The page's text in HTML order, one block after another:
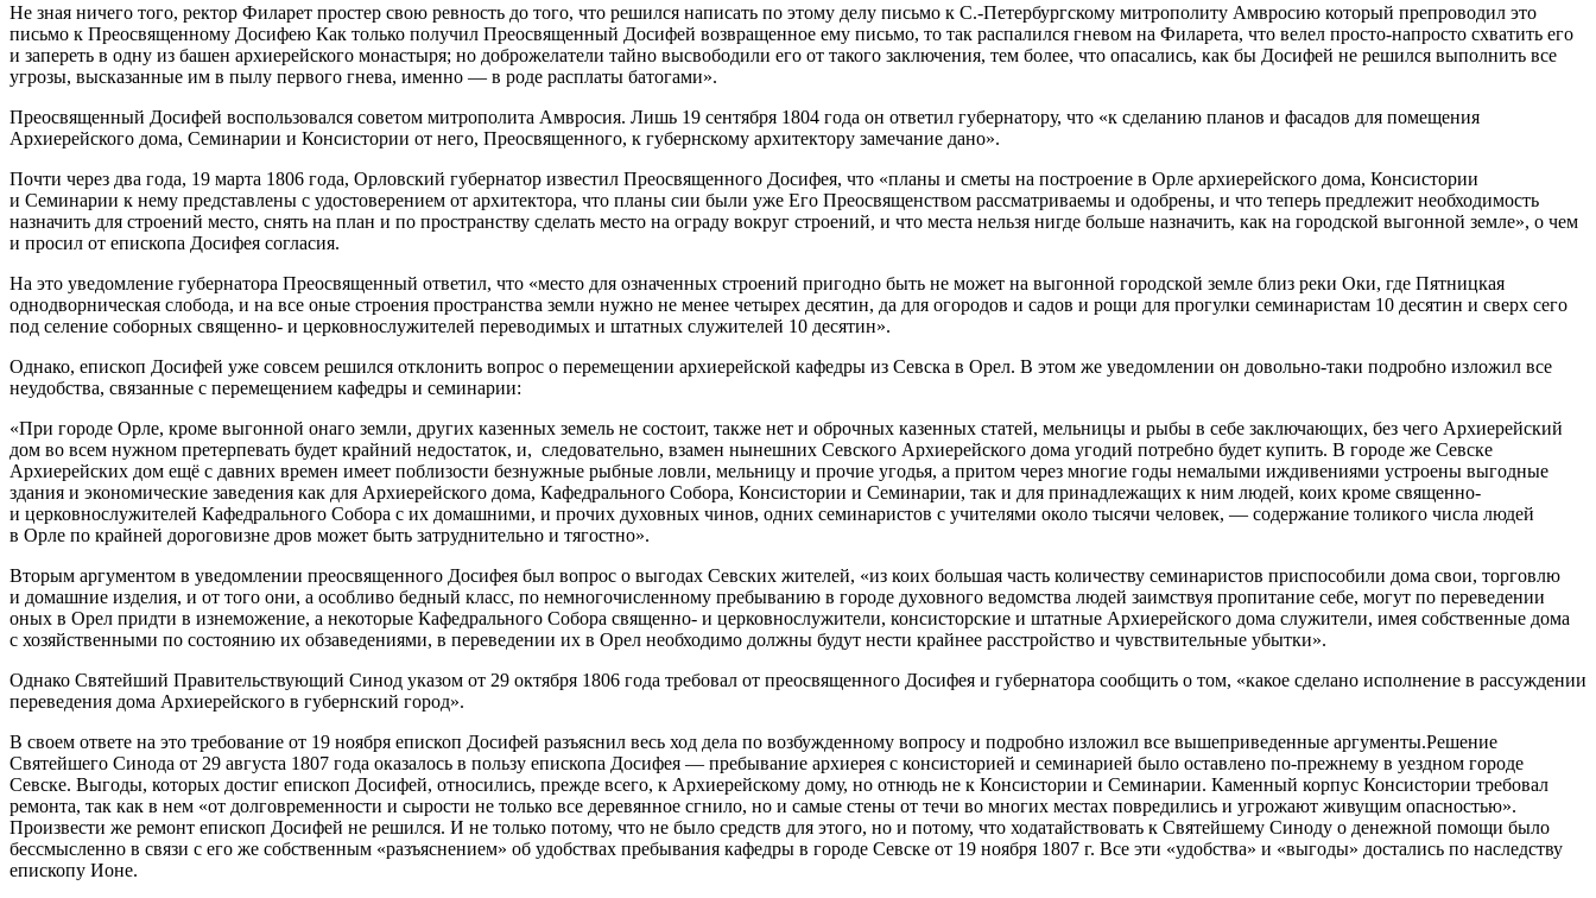
Не зная ничего того, ректор Филарет простер свою ревность до того, что решился написать по этому делу письмо к С.-Петербургскому митрополиту Амвросию который препроводил это
письмо к Преосвященному Досифею Как только получил Преосвященный Досифей возвращенное ему письмо, то так распалился гневом на Филарета, что велел просто-напросто схватить его
и запереть в одну из башен архиерейского монастыря; но доброжелатели тайно высвободили его от такого заключения, тем более, что опасались, как бы Досифей не решился выполнить все
угрозы, высказанные им в пылу первого гнева, именно — в роде расплаты батогами».
Преосвященный Досифей воспользовался советом митрополита Амвросия. Лишь 19 сентября 1804 года он ответил губернатору, что «к сделанию планов и фасадов для помещения
Архиерейского дома, Семинарии и Консистории от него, Преосвященного, к губернскому архитектору замечание дано».
Почти через два года, 19 марта 1806 года, Орловский губернатор известил Преосвященного Досифея, что «планы и сметы на построение в Орле архиерейского дома, Консистории
и Семинарии к нему представлены с удостоверением от архитектора, что планы сии были уже Его Преосвященством рассматриваемы и одобрены, и что теперь предлежит необходимость
назначить для строений место, снять на план и по пространству сделать место на ограду вокруг строений, и что места нельзя нигде больше назначить, как на городской выгонной земле», о чем
и просил от епископа Досифея согласия.
На это уведомление губернатора Преосвященный ответил, что «место для означенных строений пригодно быть не может на выгонной городской земле близ реки Оки, где Пятницкая
однодворническая слобода, и на все оные строения пространства земли нужно не менее четырех десятин, да для огородов и садов и рощи для прогулки семинаристам 10 десятин и сверх сего
под селение соборных священно- и церковнослужителей переводимых и штатных служителей 10 десятин».
Однако, епископ Досифей уже совсем решился отклонить вопрос о перемещении архиерейской кафедры из Севска в Орел. В этом же уведомлении он довольно-таки подробно изложил все
неудобства, связанные с перемещением кафедры и семинарии:
«При городе Орле, кроме выгонной онаго земли, других казенных земель не состоит, также нет и оброчных казенных статей, мельницы и рыбы в себе заключающих, без чего Архиерейский
дом во всем нужном претерпевать будет крайний недостаток, и, следовательно, взамен нынешних Севского Архиерейского дома угодий потребно будет купить. В городе же Севске
Архиерейских дом ещё с давних времен имеет поблизости безнужные рыбные ловли, мельницу и прочие угодья, а притом через многие годы немалыми иждивениями устроены выгодные
здания и экономические заведения как для Архиерейского дома, Кафедрального Собора, Консистории и Семинарии, так и для принадлежащих к ним людей, коих кроме священно-
и церковнослужителей Кафедрального Собора с их домашними, и прочих духовных чинов, одних семинаристов с учителями около тысячи человек, — содержание толикого числа людей
в Орле по крайней дороговизне дров может быть затруднительно и тягостно».
Вторым аргументом в уведомлении преосвященного Досифея был вопрос о выгодах Севских жителей, «из коих большая часть количеству семинаристов приспособили дома свои, торговлю
и домашние изделия, и от того они, а особливо бедный класс, по немногочисленному пребыванию в городе духовного ведомства людей заимствуя пропитание себе, могут по переведении
оных в Орел придти в изнеможение, а некоторые Кафедрального Собора священно- и церковнослужители, консисторские и штатные Архиерейского дома служители, имея собственные дома
с хозяйственными по состоянию их обзаведениями, в переведении их в Орел необходимо должны будут нести крайнее расстройство и чувствительные убытки».
Однако Святейший Правительствующий Синод указом от 29 октября 1806 года требовал от преосвященного Досифея и губернатора сообщить о том, «какое сделано исполнение в рассуждении
переведения дома Архиерейского в губернский город».
В своем ответе на это требование от 19 ноября епископ Досифей разъяснил весь ход дела по возбужденному вопросу и подробно изложил все вышеприведенные аргументы.Решение
Святейшего Синода от 29 августа 1807 года оказалось в пользу епископа Досифея — пребывание архиерея с консисторией и семинарией было оставлено по-прежнему в уездном городе
Севске. Выгоды, которых достиг епископ Досифей, относились, прежде всего, к Архиерейскому дому, но отнюдь не к Консистории и Семинарии. Каменный корпус Консистории требовал
ремонта, так как в нем «от долговременности и сырости не только все деревянное сгнило, но и самые стены от течи во многих местах повредились и угрожают живущим опасностью».
Произвести же ремонт епископ Досифей не решился. И не только потому, что не было средств для этого, но и потому, что ходатайствовать к Святейшему Синоду о денежной помощи было
бессмысленно в связи с его же собственным «разъяснением» об удобствах пребывания кафедры в городе Севске от 19 ноября 1807 г. Все эти «удобства» и «выгоды» достались по наследству
епископу Ионе.